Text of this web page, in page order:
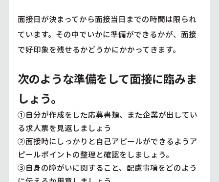
面接日が決まってから面接当日までの時間は限られ
ています。その中でいかに準備ができるかが、面接
で好印象を残せるかどうかにかかってきます。
次のような準備をして面接に臨みま
しょう。
①自分が作成をした応募書類、また企業が出してい
る求人票を見返しましょう
②面接時にしっかりと自己アピールができるようア
ピールポイントの整理と確認をしましょう。
③自身の障がいに関すること、配慮事項をどのよう